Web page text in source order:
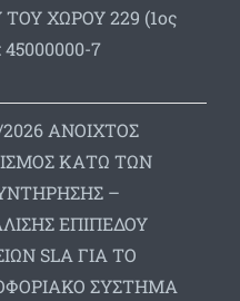
ΧΩΡΟΥ 229 (1ος
7
ΑΝΟΙΧΤΟΣ
ΚΑΤΩ ΤΩΝ
–
ΕΠΙΠΕΔΟΥ
SLA ΓΙΑ ΤΟ
ΣΥΣΤΗΜΑ